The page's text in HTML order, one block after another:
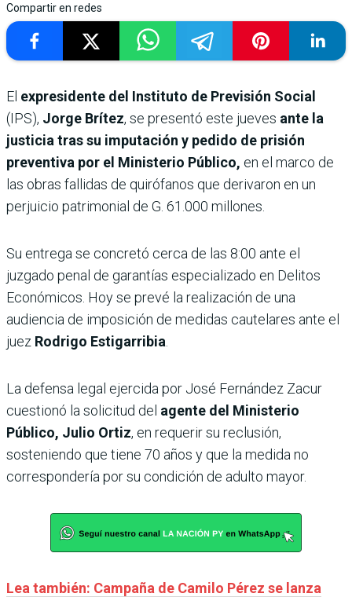
Compartir en redes
El expresidente del Instituto de Previsión Social
(IPS), Jorge Brítez, se presentó este jueves ante la
justicia tras su imputación y pedido de prisión
preventiva por el Ministerio Público, en el marco de
las obras fallidas de quirófanos que derivaron en un
perjuicio patrimonial de G. 61.000 millones.
Su entrega se concretó cerca de las 8:00 ante el
juzgado penal de garantías especializado en Delitos
Económicos. Hoy se prevé la realización de una
audiencia de imposición de medidas cautelares ante el
juez Rodrigo Estigarribia
La defensa legal ejercida por José Fernández Zacur
cuestionó la solicitud del agente del Ministerio
Público, Julio Ortiz, en requerir su reclusión,
sosteniendo que tiene 70 años y que la medida no
correspondería por su condición de adulto mayor.
Lea también: Campaña de Camilo Pérez se lanza